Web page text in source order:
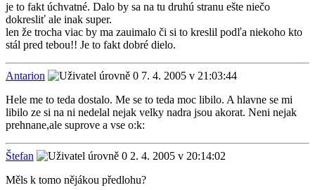
je to fakt úchvatné. Dalo by sa na tu druhú stranu ešte niečo
dokresliť ale inak super.
len že trocha viac by ma zauimalo či si to kreslil podľa niekoho kto
stál pred tebou!! Je to fakt dobré dielo.
Antarion
7. 4. 2005 v 21:03:44
Hele me to teda dostalo. Me se to teda moc libilo. A hlavne se mi
libilo ze si na ni nedelal nejak velky nadra jsou akorat. Neni nejak
prehnane,ale suprove a vse o:k:
Štefan
2. 4. 2005 v 20:14:02
Měls k tomo nějákou předlohu?